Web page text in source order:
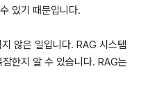
있기 때문입니다.
않은 일입니다. RAG 시스템
한지 알 수 있습니다. RAG는